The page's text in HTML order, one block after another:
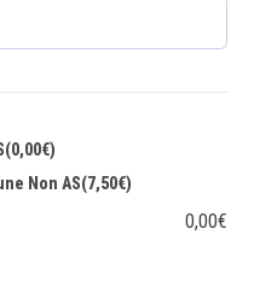
(0,00€)
Non AS(7,50€)
0,00€